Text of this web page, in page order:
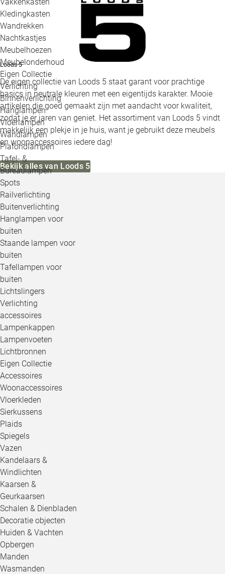
Kledingkasten
Wandrekken
Nachtkastjes
Meubelhoezen
Meubelonderhoud
Eigen Collectie
Verlichting
Binnenverlichting
Hanglampen
Vloerlampen
Wandlampen
Plafondlampen
Tafel- &
Bureaulampen
Spots
Railverlichting
Buitenverlichting
Hanglampen voor
buiten
Staande lampen voor
buiten
Tafellampen voor
buiten
Lichtslingers
Verlichting
accessoires
Lampenkappen
Lampenvoeten
Lichtbronnen
Eigen Collectie
Accessoires
Woonaccessoires
Vloerkleden
Sierkussens
Plaids
Spiegels
Vazen
Kandelaars &
Windlichten
Kaarsen &
Geurkaarsen
Schalen & Dienbladen
Decoratie objecten
Huiden & Vachten
Opbergen
Manden
Wasmanden
Loods 5
De eigen collectie van Loods 5 staat garant voor prachtige
basics in neutrale kleuren met een eigentijds karakter. Mooie
artikelen die goed gemaakt zijn met aandacht voor kwaliteit,
zodat je er jaren van geniet. Het assortiment van Loods 5 vindt
makkelijk een plekje in je huis, want je gebruikt deze meubels
en woonaccessoires iedere dag!
Bekijk alles van Loods 5